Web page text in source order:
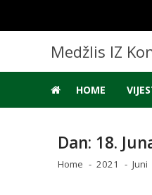
navigation
content
Medžlis IZ
HOME
Dan: 18.
Home 2021 Juni